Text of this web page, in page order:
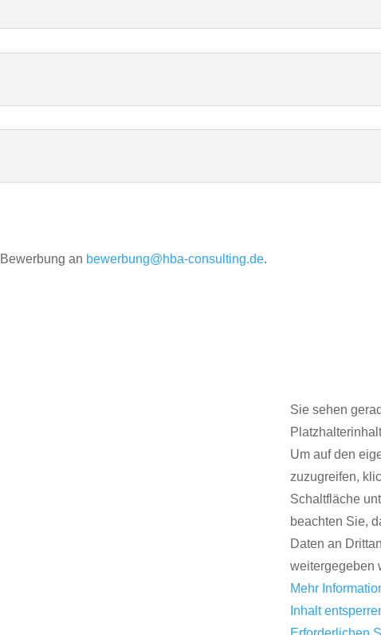
an bewerbung@hba-consulting.de.
Sie sehen
Um auf den
zuzugreifen,
Schaltfläche
beachten Sie,
Daten an
weitergegeben
Mehr
Inhalt